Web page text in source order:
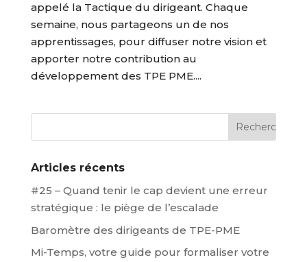
appelé la Tactique du dirigeant. Chaque
semaine, nous partageons un de nos
apprentissages, pour diffuser notre vision et
apporter notre contribution au
développement des TPE PME....
Articles récents
#25 – Quand tenir le cap devient une erreur
stratégique : le piège de l’escalade
Baromètre des dirigeants de TPE-PME
Mi-Temps, votre guide pour formaliser votre